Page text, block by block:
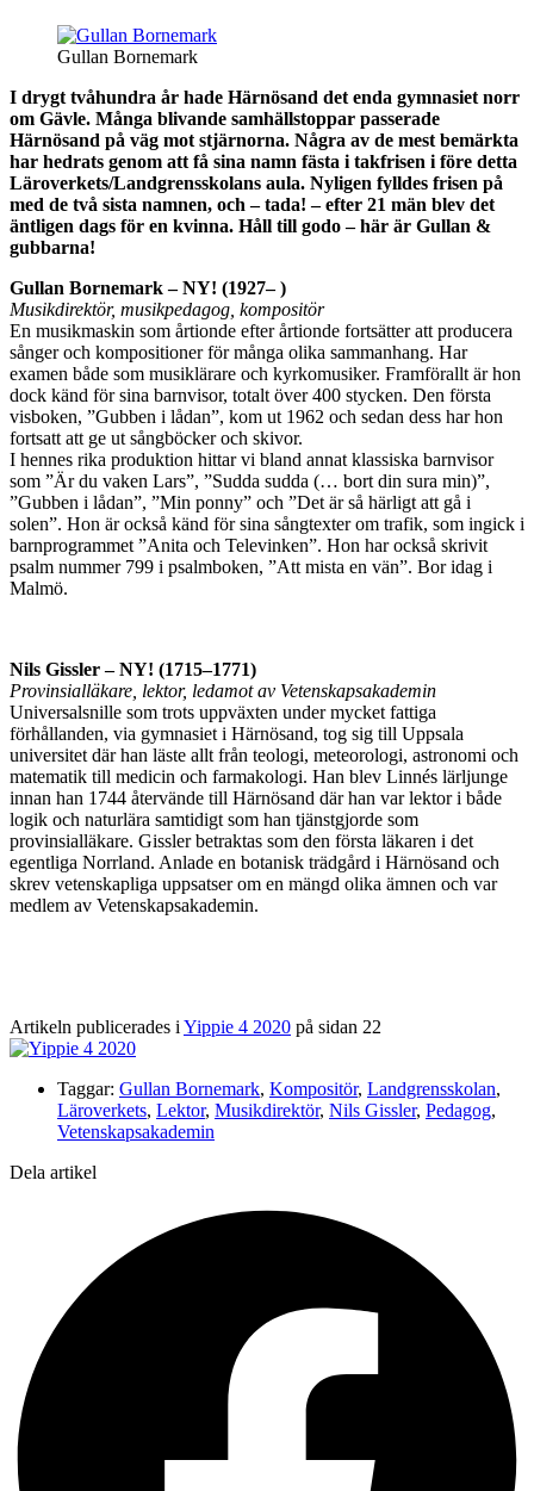
Gullan Bornemark
I drygt tvåhundra år hade Härnösand det enda gymnasiet norr
om Gävle. Många blivande samhällstoppar passerade
Härnösand på väg mot stjärnorna. Några av de mest bemärkta
har hedrats genom att få sina namn fästa i takfrisen i före detta
Läroverkets/Landgrensskolans aula. Nyligen fylldes frisen på
med de två sista namnen, och – tada! – efter 21 män blev det
äntligen dags för en kvinna. Håll till godo – här är Gullan &
gubbarna!
Gullan Bornemark – NY! (1927– )
Musikdirektör, musikpedagog, kompositör
En musikmaskin som årtionde efter årtionde fortsätter att producera
sånger och kompositioner för många olika sammanhang. Har
examen både som musiklärare och kyrkomusiker. Framförallt är hon
dock känd för sina barnvisor, totalt över 400 stycken. Den första
visboken, ”Gubben i lådan”, kom ut 1962 och sedan dess har hon
fortsatt att ge ut sångböcker och skivor.
I hennes rika produktion hittar vi bland annat klassiska barnvisor
som ”Är du vaken Lars”, ”Sudda sudda (… bort din sura min)”,
”Gubben i lådan”, ”Min ponny” och ”Det är så härligt att gå i
solen”. Hon är också känd för sina sångtexter om trafik, som ingick i
barnprogrammet ”Anita och Televinken”. Hon har också skrivit
psalm nummer 799 i psalmboken, ”Att mista en vän”. Bor idag i
Malmö.
Nils Gissler – NY! (1715–1771)
Provinsialläkare, lektor, ledamot av Vetenskapsakademin
Universalsnille som trots uppväxten under mycket fattiga
förhållanden, via gymnasiet i Härnösand, tog sig till Uppsala
universitet där han läste allt från teologi, meteorologi, astronomi och
matematik till medicin och farmakologi. Han blev Linnés lärljunge
innan han 1744 återvände till Härnösand där han var lektor i både
logik och naturlära samtidigt som han tjänstgjorde som
provinsialläkare. Gissler betraktas som den första läkaren i det
egentliga Norrland. Anlade en botanisk trädgård i Härnösand och
skrev vetenskapliga uppsatser om en mängd olika ämnen och var
medlem av Vetenskapsakademin.
Artikeln publicerades i Yippie 4 2020 på sidan 22
Taggar: Gullan Bornemark, Kompositör, Landgrensskolan,
Läroverkets, Lektor, Musikdirektör, Nils Gissler, Pedagog,
Vetenskapsakademin
Dela artikel